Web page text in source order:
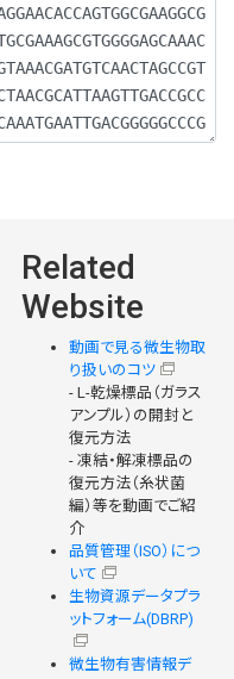
Related
Website
動画で見る微生物取
り扱いのコツ
- L-乾燥標品（ガラス
アンプル）の開封と
復元方法
- 凍結・解凍標品の
復元方法（糸状菌
編）等を動画でご紹
介
品質管理（ISO）につ
いて
生物資源データプラ
ットフォーム(DBRP)
微生物有害情報デ